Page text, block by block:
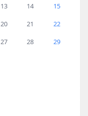
13 14
15
20 21
22
27 28
29